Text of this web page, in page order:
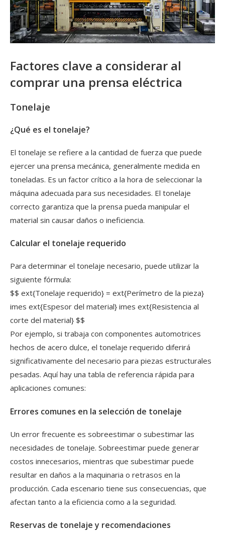
Factores clave a considerar al
comprar una prensa eléctrica
Tonelaje
¿Qué es el tonelaje?
El tonelaje se refiere a la cantidad de fuerza que puede
ejercer una prensa mecánica, generalmente medida en
toneladas. Es un factor crítico a la hora de seleccionar la
máquina adecuada para sus necesidades. El tonelaje
correcto garantiza que la prensa pueda manipular el
material sin causar daños o ineficiencia.
Calcular el tonelaje requerido
Para determinar el tonelaje necesario, puede utilizar la
siguiente fórmula:
$$ ext{Tonelaje requerido} = ext{Perímetro de la pieza}
imes ext{Espesor del material} imes ext{Resistencia al
corte del material} $$
Por ejemplo, si trabaja con componentes automotrices
hechos de acero dulce, el tonelaje requerido diferirá
significativamente del necesario para piezas estructurales
pesadas. Aquí hay una tabla de referencia rápida para
aplicaciones comunes:
Errores comunes en la selección de tonelaje
Un error frecuente es sobreestimar o subestimar las
necesidades de tonelaje. Sobreestimar puede generar
costos innecesarios, mientras que subestimar puede
resultar en daños a la maquinaria o retrasos en la
producción. Cada escenario tiene sus consecuencias, que
afectan tanto a la eficiencia como a la seguridad.
Reservas de tonelaje y recomendaciones